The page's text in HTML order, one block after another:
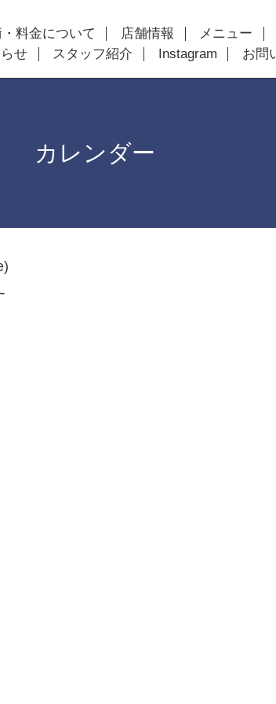
料金について 店舗情報 メニュー
せ スタッフ紹介 Instagram お問
カレンダー